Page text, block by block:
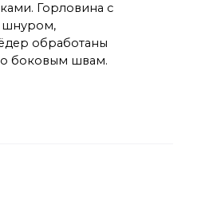
Горловина с
шнуром,
обработаны
боковым швам.